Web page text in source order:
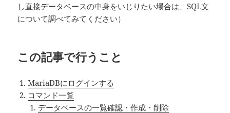
し直接データベースの中身をいじりたい場合は、SQL文
について調べてみてください）
この記事で行うこと
MariaDBにログインする
コマンド一覧
データベースの一覧確認・作成・削除